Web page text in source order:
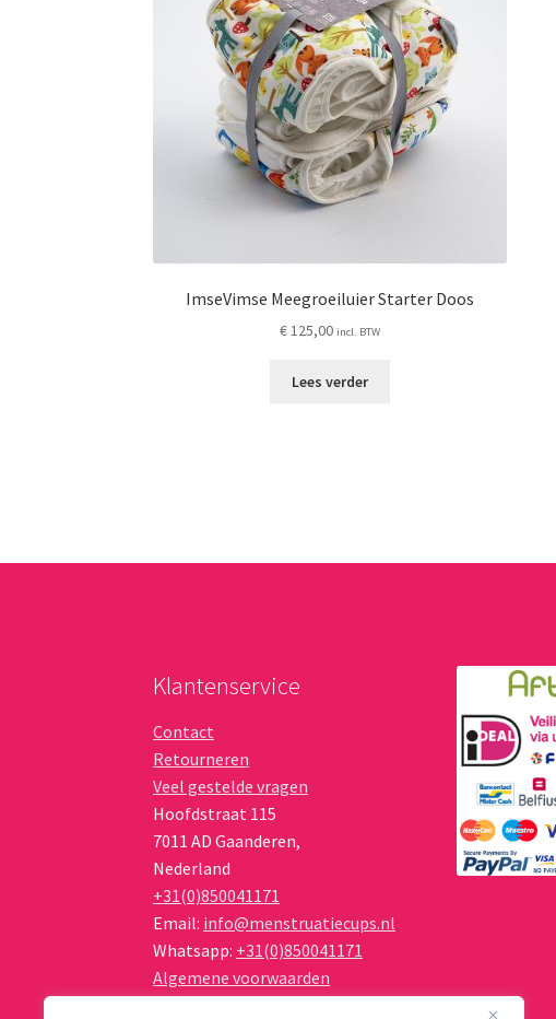
ImseVimse Meegroeiluier Starter Doos
€125,00 incl. BTW
Lees verder
Klantenservice
Contact
Retourneren
Veel gestelde vragen
Hoofdstraat 115
7011 AD Gaanderen,
Nederland
+31(0)850041171
Email: info@menstruatiecups.nl
Whatsapp: +31(0)850041171
Algemene voorwaarden